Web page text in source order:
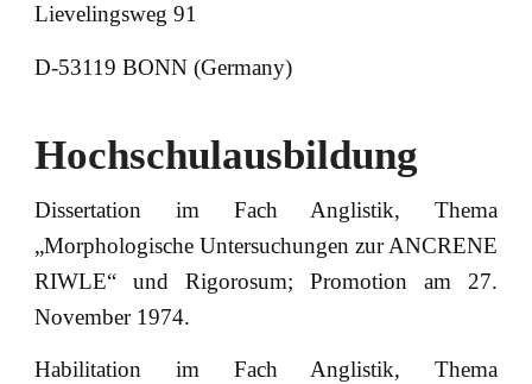
Lievelingsweg 91
D-53119 BONN (Germany)
Hochschulausbildung
Dissertation im Fach Anglistik, Thema
„Morphologische Untersuchungen zur ANCRENE
RIWLE“ und Rigorosum; Promotion am 27.
November 1974.
Habilitation im Fach Anglistik, Thema